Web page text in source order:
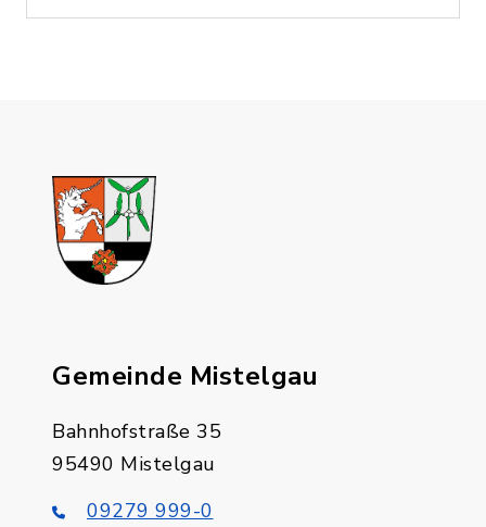
Gemeinde Mistelgau
Bahnhofstraße 35
95490 Mistelgau
09279 999-0